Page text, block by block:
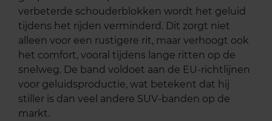
verbeterde schouderblokken wordt het geluid
tijdens het rijden verminderd. Dit zorgt niet
alleen voor een rustigere rit, maar verhoogt ook
het comfort, vooral tijdens lange ritten op de
snelweg. De band voldoet aan de EU-richtlijnen
voor geluidsproductie, wat betekent dat hij
stiller is dan veel andere SUV-banden op de
markt.